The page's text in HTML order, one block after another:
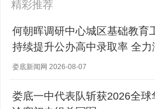
精彩推荐
何朝晖调研中心城区基础教育
持续提升公办高中录取率 全力
众对优质教育的需求
娄底新闻网 2026-08-07
娄底一中代表队斩获2026全球